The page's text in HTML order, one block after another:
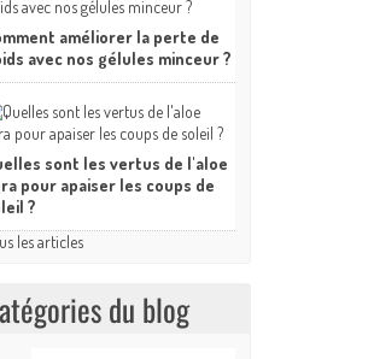
améliorer la perte de
avec nos gélules minceur ?
sont les vertus de l'aloe
pour apaiser les coups de
?
les articles
du blog